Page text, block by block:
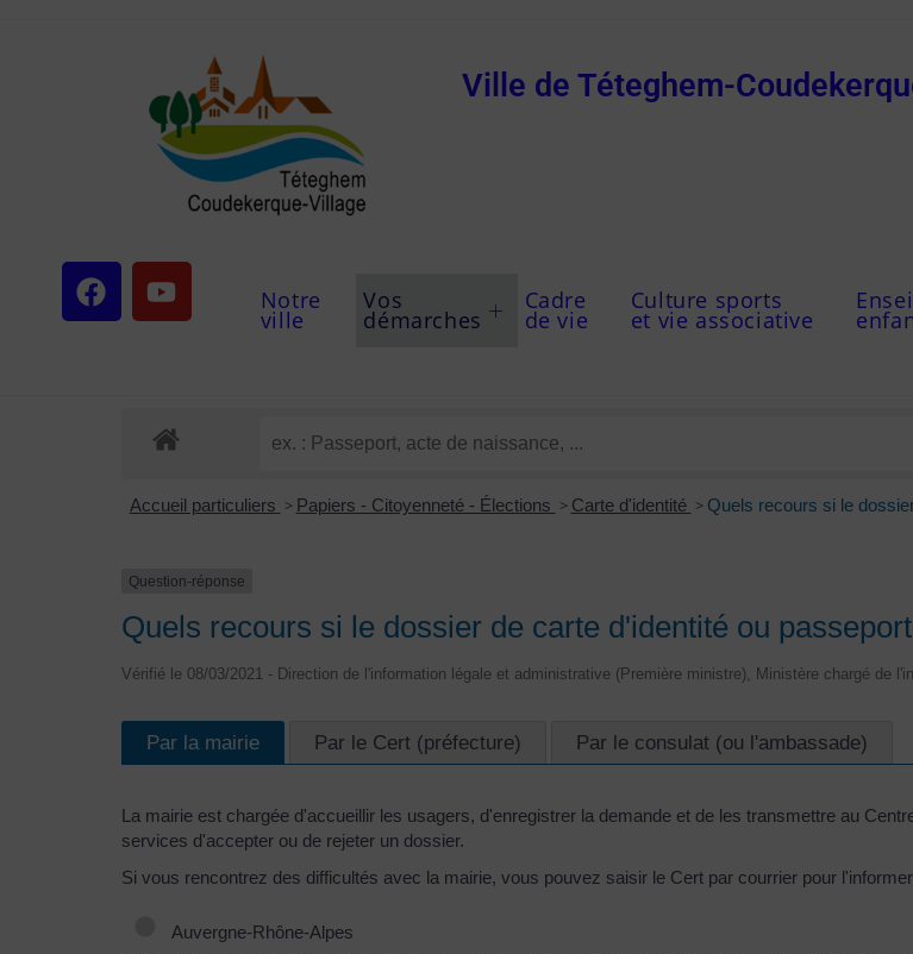
Ville de Téteghem-
Notre
ville
Vos
démarches
Cadre
de vie
Culture sports
et vie associative
Accueil particuliers > Papiers - Citoyenneté - Élections > Carte d'identité > Quels recours si le
Question-réponse
Quels recours si le dossier de carte d'identité ou
Vérifié le 08/03/2021 - Direction de l'information légale et administrative (Première ministre), Ministère chargé de
Par la mairie Par le Cert (préfecture) Par le consulat (ou l'ambassade)
La mairie est chargée d'accueillir les usagers, d'enregistrer la demande et de les transmettre au
services d'accepter ou de rejeter un dossier.
Si vous rencontrez des difficultés avec la mairie, vous pouvez saisir le Cert par courrier pour
Auvergne-Rhône-Alpes